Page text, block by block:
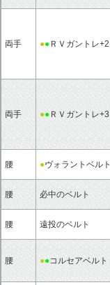
両手 ●● ＲＶガントレ+2
両手 ●● ＲＶガントレ+3
腰 ●ヴォラントベルト
腰 必中のベルト
腰 遠投のベルト
腰 ●●コルセアベルト